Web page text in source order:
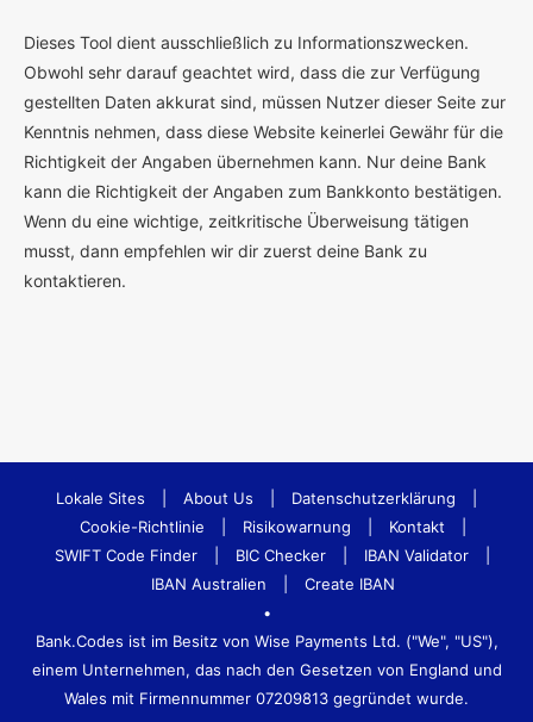
Dieses Tool dient ausschließlich zu Informationszwecken.
Obwohl sehr darauf geachtet wird, dass die zur Verfügung
gestellten Daten akkurat sind, müssen Nutzer dieser Seite zur
Kenntnis nehmen, dass diese Website keinerlei Gewähr für die
Richtigkeit der Angaben übernehmen kann. Nur deine Bank
kann die Richtigkeit der Angaben zum Bankkonto bestätigen.
Wenn du eine wichtige, zeitkritische Überweisung tätigen
musst, dann empfehlen wir dir zuerst deine Bank zu
kontaktieren.
Lokale Sites About Us Datenschutzerklärung
Cookie-Richtlinie
Risikowarnung Kontakt
SWIFT Code Finder
BIC Checker IBAN Validator
IBAN Australien
Create IBAN
•
Bank.Codes ist im Besitz von Wise Payments Ltd. ("We", "US"),
einem Unternehmen, das nach den Gesetzen von England und
Wales mit Firmennummer 07209813 gegründet wurde.